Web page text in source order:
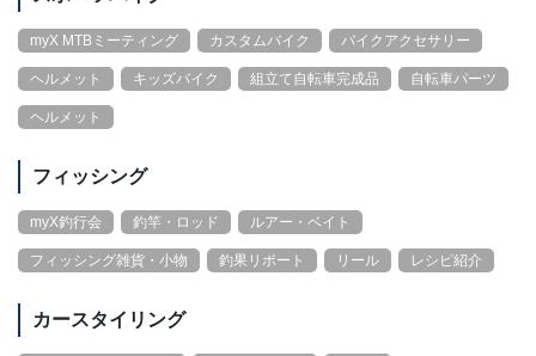
myX MTBミーティング カスタムバイク バイクアクセサリー
ヘルメット キッズバイク 組立て自転車完成品 自転車パーツ
ヘルメット
フィッシング
myX釣行会 釣竿・ロッド ルアー・ベイト
フィッシング雑貨・小物 釣果リポート リール レシピ紹介
カースタイリング